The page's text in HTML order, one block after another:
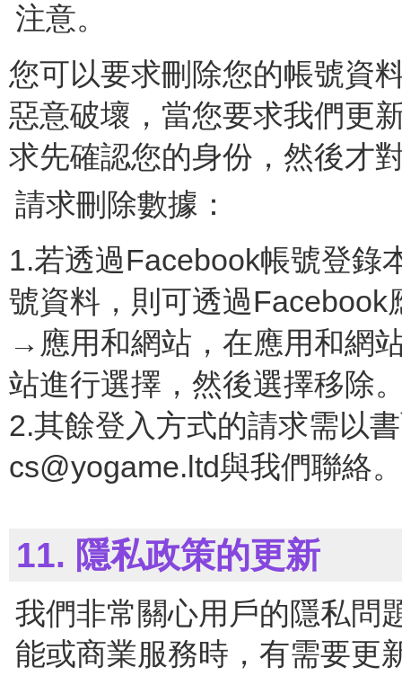
注意。
您可以要求刪除您的帳號資
惡意破壞，當您要求我們更
求先確認您的身份，然後才
請求刪除數據：
1.若透過Facebook帳號登錄
號資料，則可透過
→應用和網站，在應用和網
站進行選擇，然後選擇移除
2.其餘登入方式的請求需以
cs@yogame.ltd與我們聯絡。
11. 隱私政策的更新
我們非常關心用戶的隱私問
能或商業服務時，有需要更